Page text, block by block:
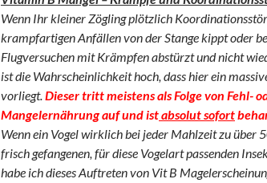
Wenn Ihr kleiner Zögling plötzlich
krampfartigen Anfällen von der Stange kippt oder
Flugversuchen mit Krämpfen abstürzt und nicht
ist die Wahrscheinlichkeit hoch, dass hier ein
vorliegt.Dieser tritt meistens als Folge von Fehl-
Mangelernährung auf und istabsolut sofort
Wenn ein Vogel wirklich bei jeder Mahlzeit zu über
frisch gefangenen, für diese Vogelart passenden
habe ich dieses Auftreten von Vit B